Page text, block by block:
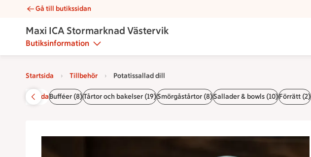
Potatissallad dill | Catering Maxi ICA Stormarknad Västervik
Gå till butikssidan
Maxi ICA Stormarknad Västervik
Butiksinformation
Startsida Tillbehör Potatissallad dill
StartsidaBufféer (8)Tårtor och bakelser (19)Smörgåstårtor (8)Sallader & bowls (10)Förrätt (2)